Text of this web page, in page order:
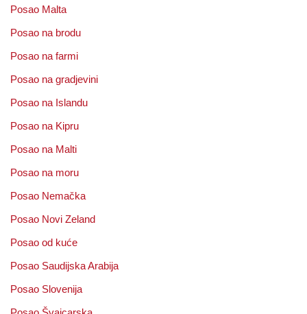
Posao Malta
Posao na brodu
Posao na farmi
Posao na gradjevini
Posao na Islandu
Posao na Kipru
Posao na Malti
Posao na moru
Posao Nemačka
Posao Novi Zeland
Posao od kuće
Posao Saudijska Arabija
Posao Slovenija